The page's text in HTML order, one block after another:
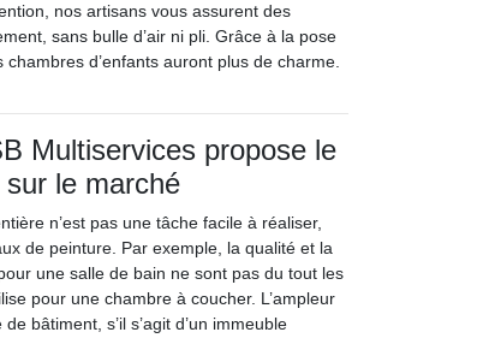
nos artisans vous assurent des
sans bulle d’air ni pli. Grâce à la pose
d’enfants auront plus de charme.
Multiservices propose le
le marché
n’est pas une tâche facile à réaliser,
de peinture. Par exemple, la qualité et la
une salle de bain ne sont pas du tout les
pour une chambre à coucher. L’ampleur
bâtiment, s’il s’agit d’un immeuble